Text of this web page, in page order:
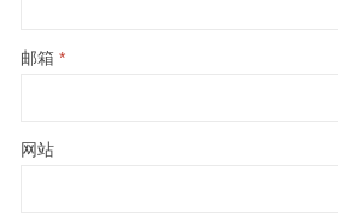
邮箱 *
网站